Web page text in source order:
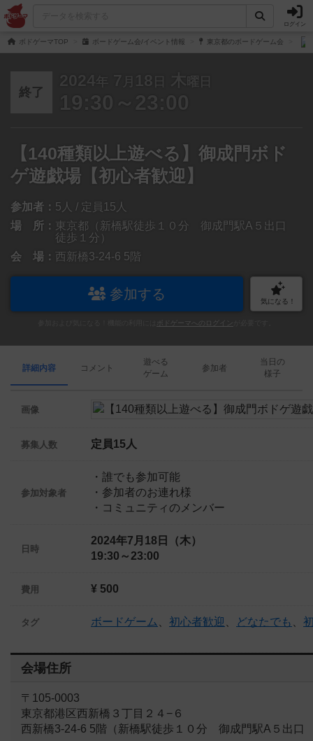
ログイン
ボドゲーマTOP ボードゲーム会/イベント情報 東京都のボードゲーム会
終了
2024年 7 月 18 日 木 曜日
19:30～23:00
【140種類以上遊べる】御成門ボド
ゲ遊戯場【初心者歓迎】
参加者： 5人 / 定員15人
場 所： 東京都（新橋駅徒歩１０分 御成門駅A５出口
徒歩１分）
会 場： 西新橋3-24-6 5階
参加する 気になる！
ボドゲーマへのログイン
詳細内容 コメント
遊べる
ゲーム
参加者
当日の
様子
画像
募集人数 定員15人
参加対象者
・誰でも参加可能
・参加者のお連れ様
・コミュニティのメンバー
日時
2024年7月18日（木）
19:30～23:00
費用 ¥ 500
タグ ボードゲーム 初心者歓迎 どなたでも
会場住所
〒105-0003
東京都港区西新橋３丁目２４−６
西新橋3-24-6 5階（新橋駅徒歩１０分 御成門駅A５出